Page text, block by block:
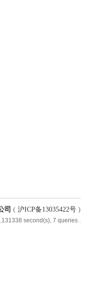
司 ( 沪ICP备13035422号 )
second(s), 7 queries .